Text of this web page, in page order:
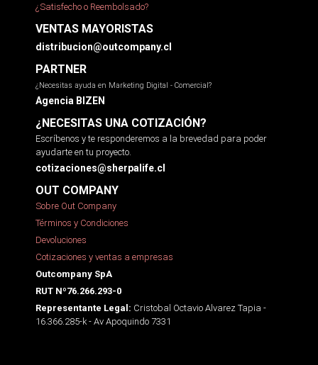
¿Satisfecho o Reembolsado?
VENTAS MAYORISTAS
distribucion@outcompany.cl
PARTNER
¿Necesitas ayuda en Marketing Digital - Comercial?
Agencia BIZEN
¿NECESITAS UNA COTIZACIÓN?
Escríbenos y te responderemos a la brevedad para poder
ayudarte en tu proyecto.
cotizaciones@sherpalife.cl
OUT COMPANY
Sobre Out Company
Términos y Condiciones
Devoluciones
Cotizaciones y ventas a empresas
Outcompany SpA
RUT Nº76.266.293-0
Representante Legal: Cristobal Octavio Alvarez Tapia -
16.366.285-k - Av Apoquindo 7331